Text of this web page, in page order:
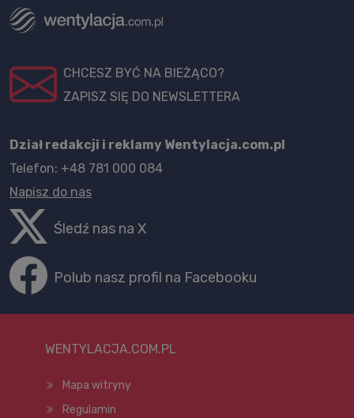
CHCESZ BYĆ NA BIEŻĄCO?
ZAPISZ SIĘ DO NEWSLETTERA
Dział redakcji i reklamy Wentylacja.com.pl
Telefon: +48 781 000 084
Napisz do nas
Śledź nas na X
Polub nasz profil na Facebooku
WENTYLACJA.COM.PL
Mapa witryny
Regulamin